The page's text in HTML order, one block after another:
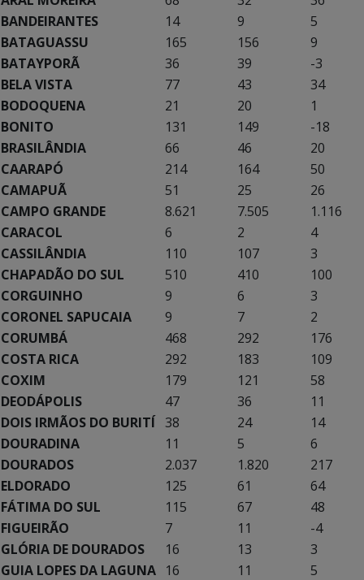
BANDEIRANTES
14 9
5
BATAGUASSU
165 156
9
BATAYPORÃ
36 39
-3
BELA VISTA
77 43
34
BODOQUENA
21 20
1
BONITO
131 149
-18
BRASILÂNDIA
66 46
20
CAARAPÓ
214 164
50
CAMAPUÃ
51 25
26
CAMPO GRANDE
8.621 7.505
1.116
CARACOL
6 2
4
CASSILÂNDIA
110 107
3
CHAPADÃO DO SUL
510 410
100
CORGUINHO
9 6
3
CORONEL SAPUCAIA
9 7
2
CORUMBÁ
468 292
176
COSTA RICA
292 183
109
COXIM
179 121
58
DEODÁPOLIS
47 36
11
DOIS IRMÃOS DO BURITÍ 38 24
14
DOURADINA
11 5
6
DOURADOS
2.037 1.820
217
ELDORADO
125 61
64
FÁTIMA DO SUL
115 67
48
FIGUEIRÃO
7 11
-4
GLÓRIA DE DOURADOS
16 13
3
GUIA LOPES DA LAGUNA 16 11
5